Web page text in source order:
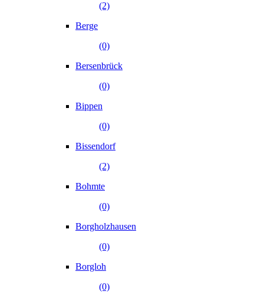
(2)
Berge
(0)
Bersenbrück
(0)
Bippen
(0)
Bissendorf
(2)
Bohmte
(0)
Borgholzhausen
(0)
Borgloh
(0)